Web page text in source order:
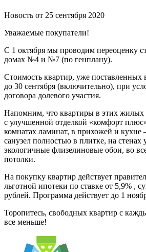
Новость от 25 сентября 2020
Уважаемые покупатели!
С 1 октября мы проводим переоценку
домах №4 и №7 (по генплану).
Стоимость квартир, уже поставленных
до 30 сентября (включительно), при
договора долевого участия.
Напомним, что квартиры в этих жилых
с улучшенной отделкой «комфорт
комнатах ламинат, в прихожей и кухне
санузел полностью в плитке, на стенах
экологичные флизелиновые обои, во
потолки.
На покупку квартир действует
льготной ипотеки по ставке от 5,9% ,
рублей. Программа действует до 1
Торопитесь, свободных квартир с
все меньше!